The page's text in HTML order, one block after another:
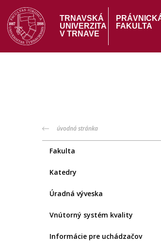
Skočiť
na
hlavný
obsah
TRNAVSKÁ
UNIVERZITA
V TRNAVE
FAKULTA
PF
menu
úvodná stránka
Fakulta
Katedry
Úradná výveska
Vnútorný systém kvality
Informácie pre uchádzačov